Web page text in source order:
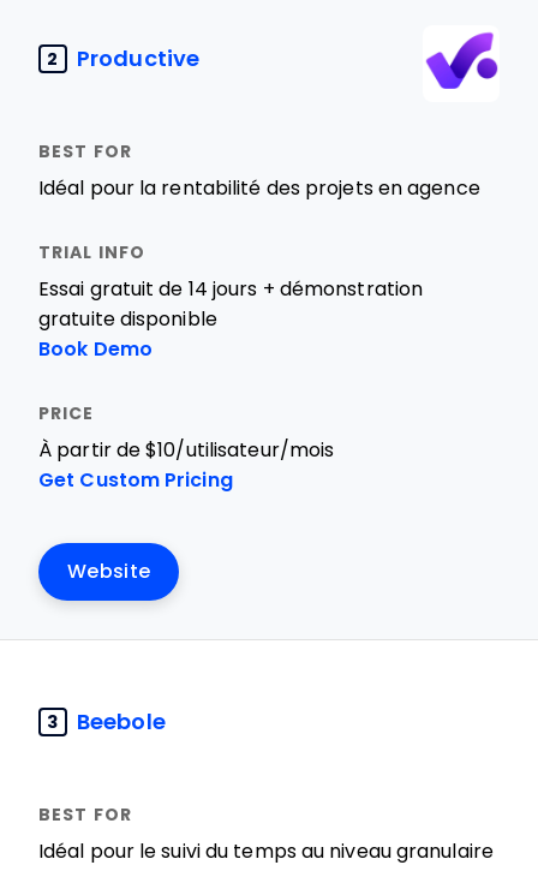
2 Productive
Idéal pour la rentabilité des projets en agence
Essai gratuit de 14 jours + démonstration
gratuite disponible
Book Demo
À partir de $10/utilisateur/mois
Get Custom Pricing
Website
3 Beebole
Idéal pour le suivi du temps au niveau granulaire